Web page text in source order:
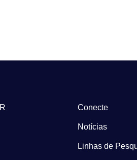
Conecte
Notícias
Linhas de